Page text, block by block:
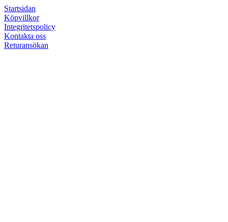
Startsidan
Köpvillkor
Integritetspolicy
Kontakta oss
Returansökan